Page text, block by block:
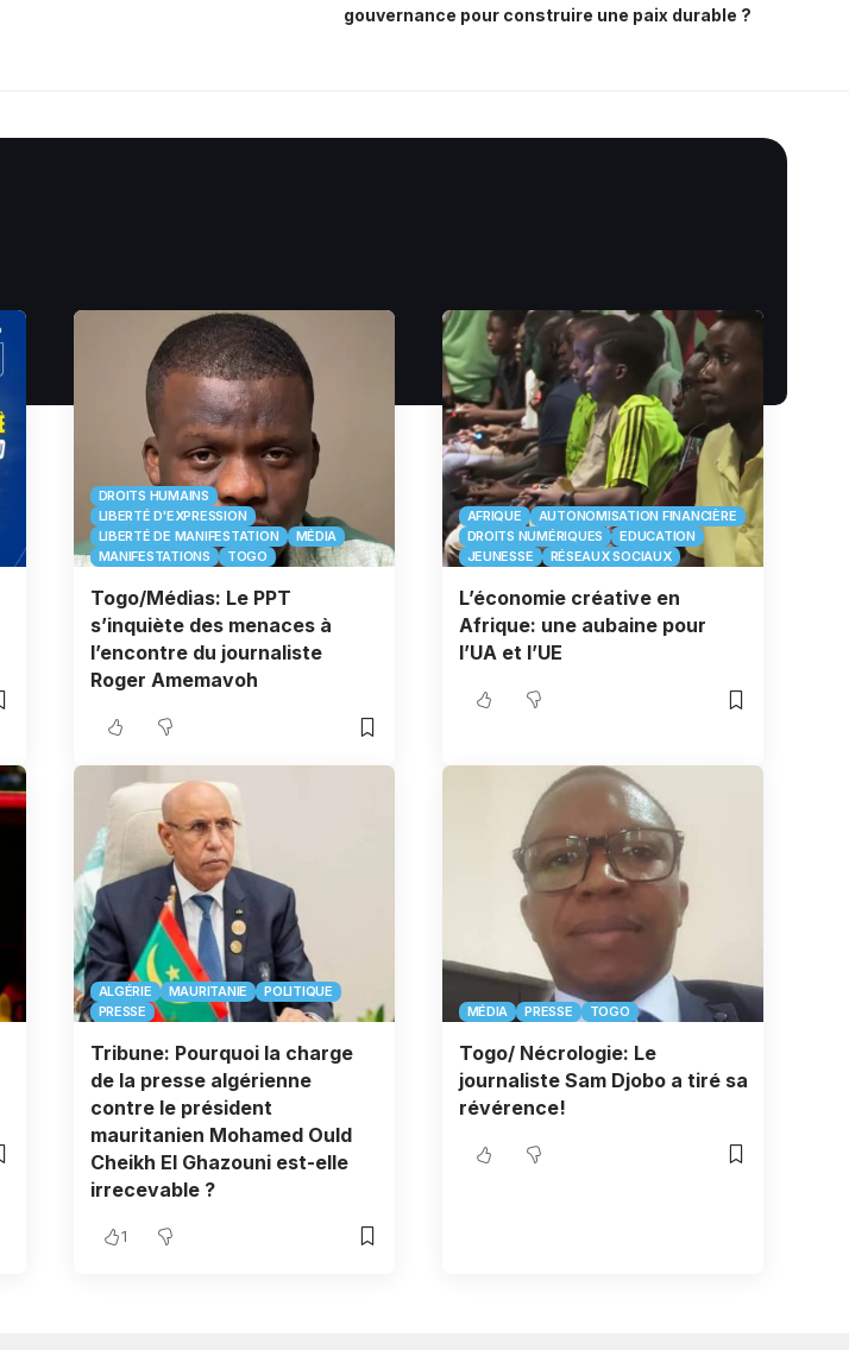
gouvernance pour construire une paix durable ?
DROITS HUMAINS
LIBERTÉ D'EXPRESSION
LIBERTÉ DE MANIFESTATION
MÉDIA
MANIFESTATIONS
TOGO
Togo/Médias: Le PPT
s’inquiète des menaces à
l’encontre du journaliste
Roger Amemavoh
AFRIQUE
AUTONOMISATION FINANCIÈRE
DROITS NUMÉRIQUES
EDUCATION
JEUNESSE
RÉSEAUX SOCIAUX
L’économie créative en
Afrique: une aubaine pour
l’UA et l’UE
ALGÉRIE MAURITANIE
POLITIQUE
PRESSE
Tribune: Pourquoi la charge
de la presse algérienne
contre le président
mauritanien Mohamed Ould
Cheikh El Ghazouni est-elle
irrecevable ?
1
MÉDIA PRESSE TOGO
Togo/ Nécrologie: Le
journaliste Sam Djobo a tiré sa
révérence!